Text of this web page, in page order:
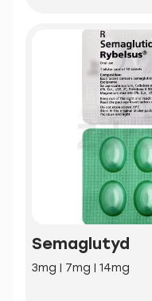
Semaglutyd
3mg | 7mg | 14mg